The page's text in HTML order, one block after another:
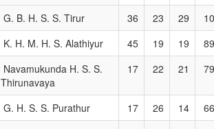
G. B. H. S. S. Tirur 36 23 29
K. H. M. H. S. Alathiyur 45 19 19
89
Navamukunda H. S. S.
Thirunavaya
17 22 21 79
G. H. S. S. Purathur 17 26 14
66